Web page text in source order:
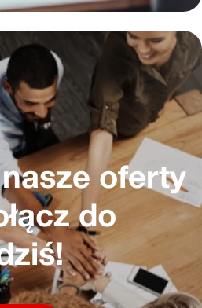
oferty
do
nasze oferty pracy i dołącz do